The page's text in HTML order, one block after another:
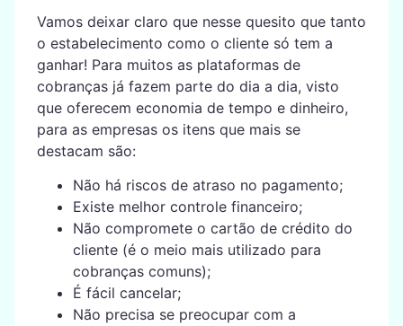
Vamos deixar claro que nesse quesito que tanto
o estabelecimento como o cliente só tem a
ganhar! Para muitos as plataformas de
cobranças já fazem parte do dia a dia, visto
que oferecem economia de tempo e dinheiro,
para as empresas os itens que mais se
destacam são:
Não há riscos de atraso no pagamento;
Existe melhor controle financeiro;
Não compromete o cartão de crédito do
cliente (é o meio mais utilizado para
cobranças comuns);
É fácil cancelar;
Não precisa se preocupar com a